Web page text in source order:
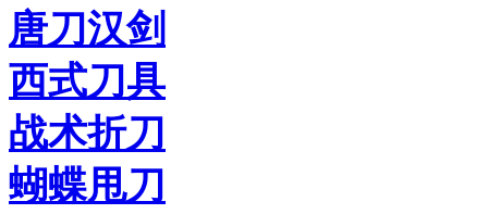
唐刀汉剑
西式刀具
战术折刀
蝴蝶甩刀